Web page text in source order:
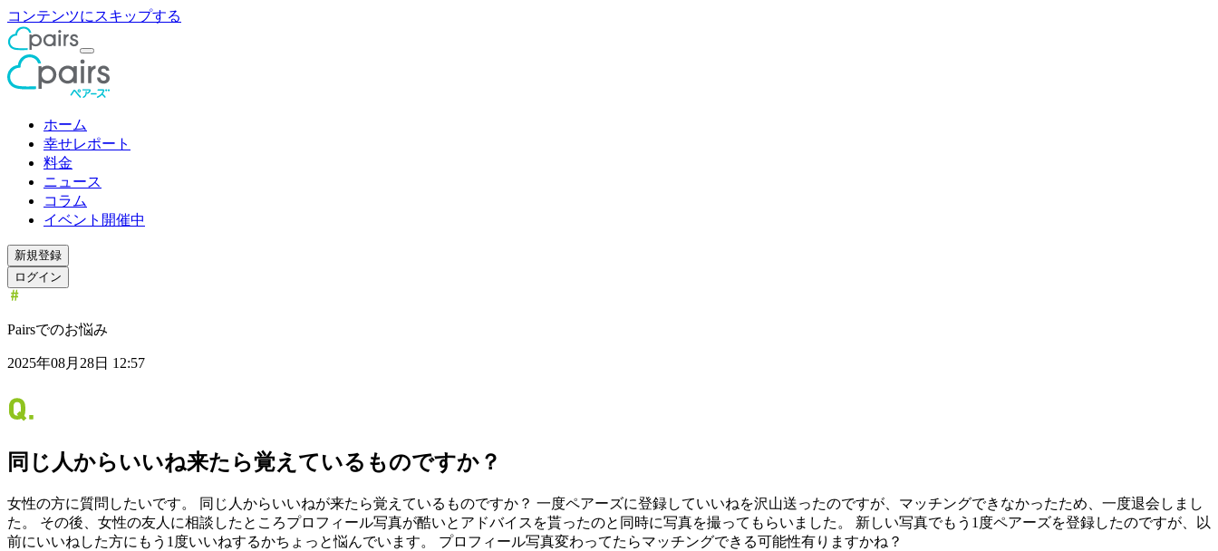
コンテンツにスキップする
ホーム
幸せレポート
料金
ニュース
コラム
イベント開催中
新規登録
ログイン
Pairsでのお悩み
2025年08月28日 12:57
同じ人からいいね来たら覚えているものですか？
女性の方に質問したいです。 同じ人からいいねが来たら覚えているものですか？ 一度ペアーズに登録していいねを沢山送ったのですが、マッチングできなかったため、一度退会しまし
た。 その後、女性の友人に相談したところプロフィール写真が酷いとアドバイスを貰ったのと同時に写真を撮ってもらいました。 新しい写真でもう1度ペアーズを登録したのですが、以
前にいいねした方にもう1度いいねするかちょっと悩んでいます。 プロフィール写真変わってたらマッチングできる可能性有りますかね？